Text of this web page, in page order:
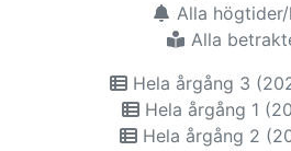
Alla
Alla
Hela årgång 3
Hela årgång 1
Hela årgång 2